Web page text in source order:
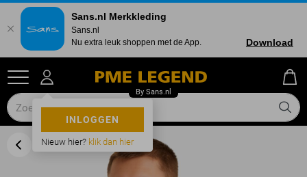
INLOGGEN
Nieuw hier? klik dan hier
Sans.nl Merkkleding
Sans.nl
Nu extra leuk shoppen met de App.
Download